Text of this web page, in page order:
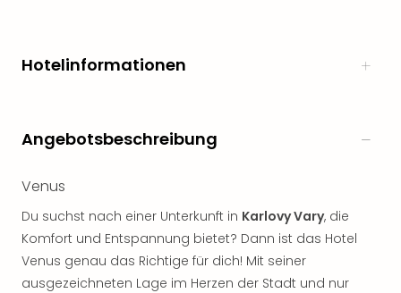
Hotelinformationen
Angebotsbeschreibung
Venus
Du suchst nach einer Unterkunft in Karlovy Vary, die
Komfort und Entspannung bietet? Dann ist das Hotel
Venus genau das Richtige für dich! Mit seiner
ausgezeichneten Lage im Herzen der Stadt und nur